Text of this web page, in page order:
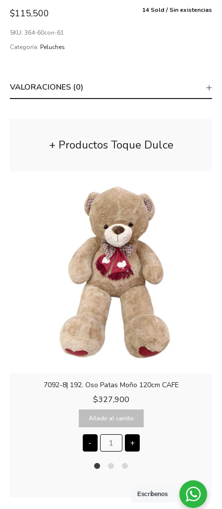
14 Sold Sin existencias
$115,500
SKU: 364-60con-61
Categoría: Peluches
VALORACIONES (0)
+ Productos Toque Dulce
7092-8| 192. Oso Patas Moño 120cm CAFE
$327,900
Añadir al carrito
- +
Escríbenos